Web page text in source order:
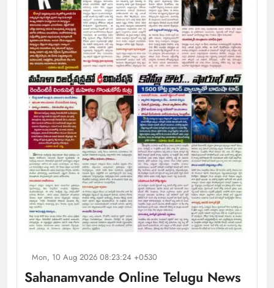
Mon, 10 Aug 2026 08:23:24 +0530
Sahanamvande Online Telugu News